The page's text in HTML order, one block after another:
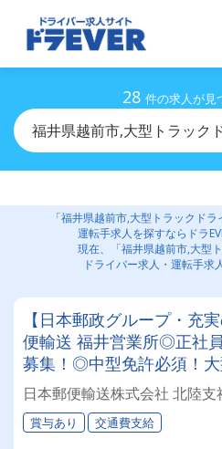
28 件の求人が見
福井県越前市,大型トラック
「福井県越前市,大型トラックド
運転手求人を探すならドラ
現在、「福井県越前市,大型
ドライバー求人・運転手求
【日本郵政グループ・充
便輸送 福井営業所◎正社
募集！◎中型免許必須！
日本郵便輸送株式会社 北陸
賞与あり 交通費支給